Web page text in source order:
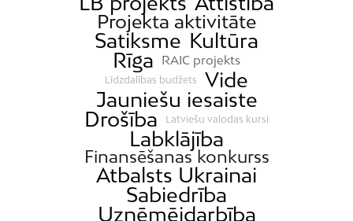
Projekta aktivitāte
Satiksme Kultūra
Rīga
RAIC projekts
Līdzdalības budžets
Vide
Jauniešu iesaiste
Drošība
Latviešu valodas kursi
Labklājība
Finansēšanas konkurss
Atbalsts Ukrainai
Sabiedrība
Uzņēmējdarbība